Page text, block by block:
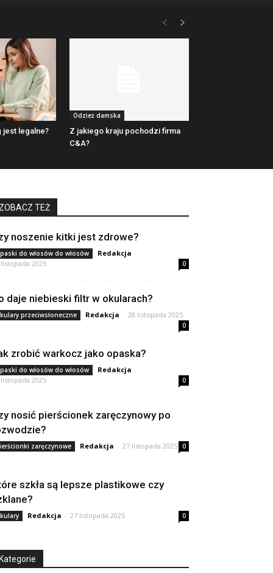
jest legalne?
Odzież damska
Z jakiego kraju pochodzi firma
C&A?
ZOBACZ TEŻ
noszenie kitki jest zdrowe?
do włosów do włosów Redakcja -
2025
0
daje niebieski filtr w okularach?
przeciwsłoneczne Redakcja - 28 listopada 2025
0
zrobić warkocz jako opaska?
do włosów do włosów Redakcja -
2025
0
nosić pierścionek zaręczynowy po
zaręczynowe Redakcja - 27 listopada 2025 0
szkła są lepsze plastikowe czy
Redakcja - 27 listopada 2025 0
Kategorie